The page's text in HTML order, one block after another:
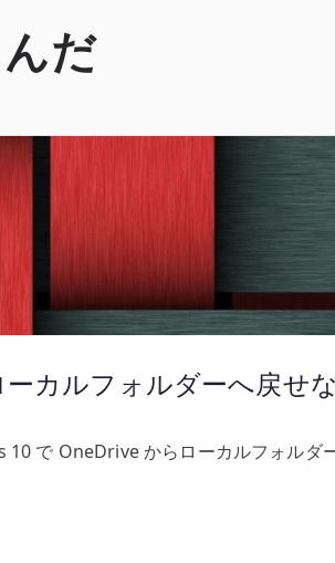
だ
カルフォルダーへ戻せ
10 で OneDrive からローカルフォルダ